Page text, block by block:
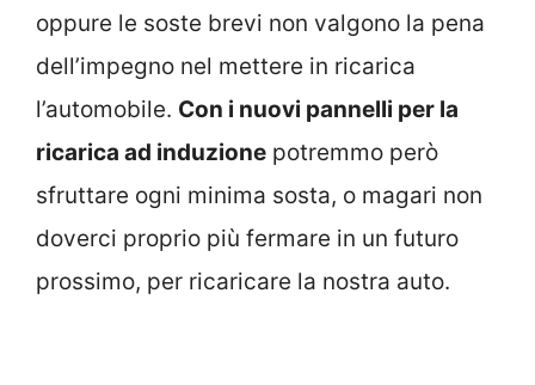
oppure le soste brevi non valgono la pena
dell’impegno nel mettere in ricarica
l’automobile. Con i nuovi pannelli per la
ricarica ad induzione potremmo però
sfruttare ogni minima sosta, o magari non
doverci proprio più fermare in un futuro
prossimo, per ricaricare la nostra auto.